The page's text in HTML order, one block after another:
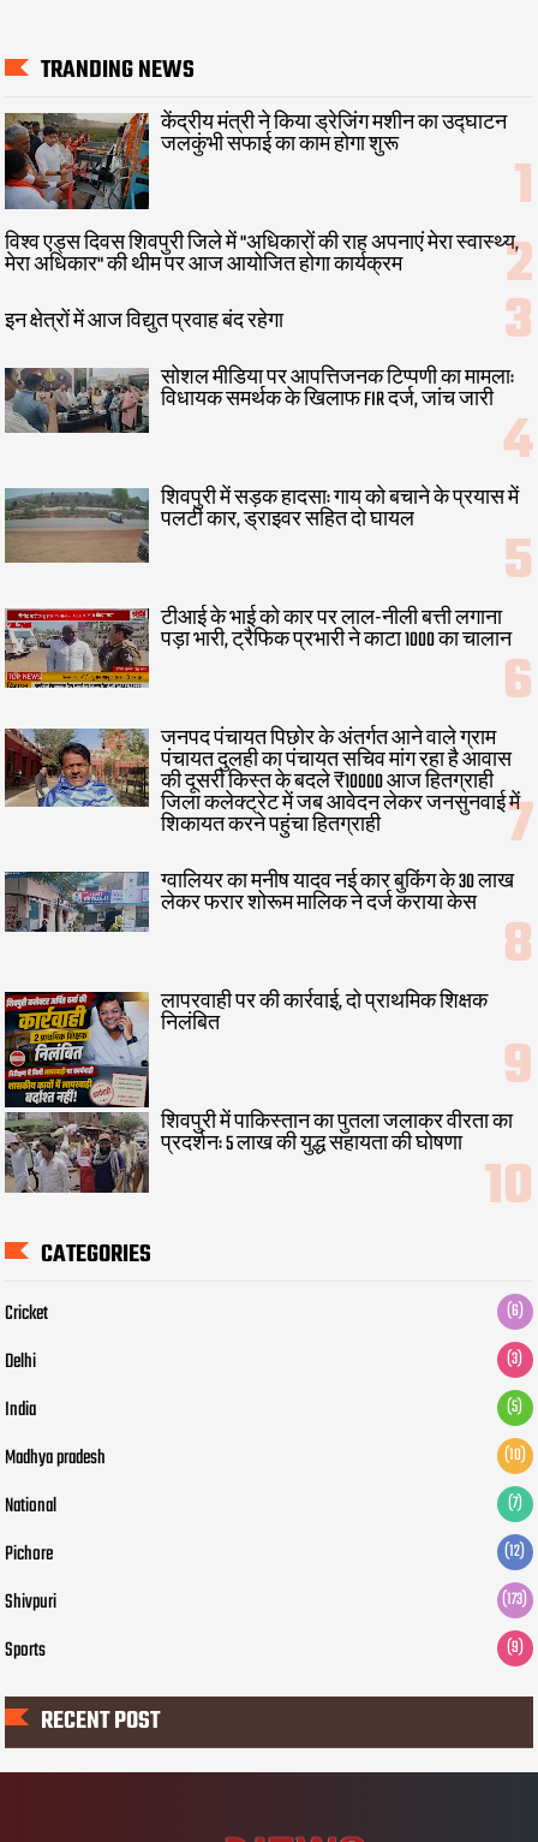
TRANDING NEWS
केंद्रीय मंत्री ने किया ड्रेजिंग मशीन का उद्घाटन
जलकुंभी सफाई का काम होगा शुरू
विश्व एड्स दिवस शिवपुरी जिले में "अधिकारों की राह अपनाएं मेरा स्वास्थ्य,
मेरा अधिकार" की थीम पर आज आयोजित होगा कार्यक्रम
इन क्षेत्रों में आज विद्युत प्रवाह बंद रहेगा
सोशल मीडिया पर आपत्तिजनक टिप्पणी का मामला:
विधायक समर्थक के खिलाफ FIR दर्ज, जांच जारी
शिवपुरी में सड़क हादसा: गाय को बचाने के प्रयास में
पलटी कार, ड्राइवर सहित दो घायल
टीआई के भाई को कार पर लाल-नीली बत्ती लगाना
पड़ा भारी, ट्रैफिक प्रभारी ने काटा 1000 का चालान
जनपद पंचायत पिछोर के अंतर्गत आने वाले ग्राम
पंचायत दुलही का पंचायत सचिव मांग रहा है आवास
की दूसरी किस्त के बदले ₹10000 आज हितग्राही
जिला कलेक्ट्रेट में जब आवेदन लेकर जनसुनवाई में
शिकायत करने पहुंचा हितग्राही
ग्वालियर का मनीष यादव नई कार बुकिंग के 30 लाख
लेकर फरार शोरूम मालिक ने दर्ज कराया केस
लापरवाही पर की कार्रवाई, दो प्राथमिक शिक्षक
निलंबित
शिवपुरी में पाकिस्तान का पुतला जलाकर वीरता का
प्रदर्शन: 5 लाख की युद्ध सहायता की घोषणा
CATEGORIES
Cricket (6)
Delhi (3)
India (5)
Madhya pradesh (10)
National (7)
Pichore (12)
Shivpuri (173)
Sports (9)
RECENT POST